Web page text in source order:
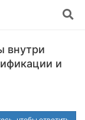
внутри
и